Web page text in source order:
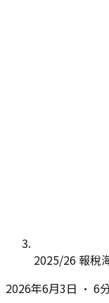
2025/26 報稅
2026年6月3日 • 6